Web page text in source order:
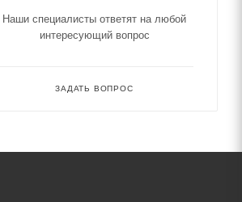
Наши специалисты ответят на любой
интересующий вопрос
ЗАДАТЬ ВОПРОС